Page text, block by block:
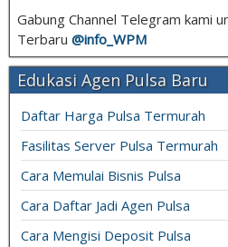
Gabung Channel Telegram kami
Terbaru @info_ WPM
Edukasi Agen Pulsa Baru
Daftar Harga Pulsa Termurah
Fasilitas Server Pulsa Termurah
Cara Memulai Bisnis Pulsa
Cara Daftar Jadi Agen Pulsa
Cara Mengisi Deposit Pulsa